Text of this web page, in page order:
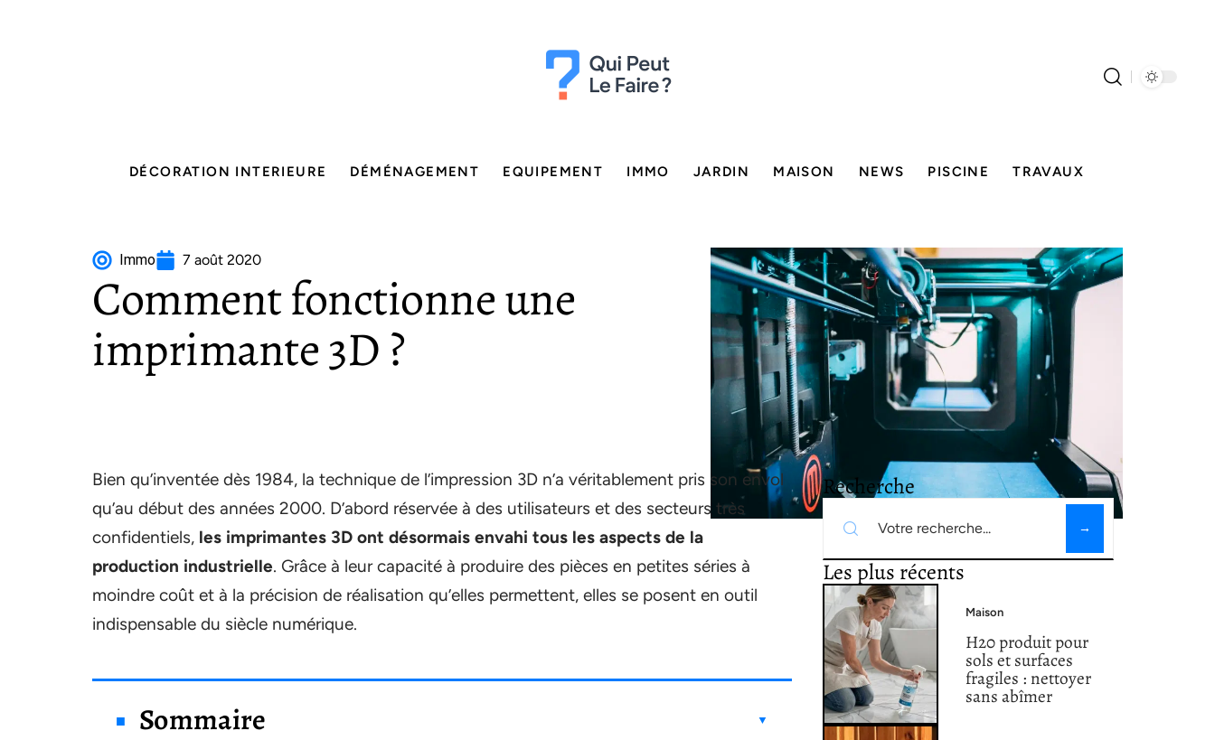
DÉCORATION INTERIEURE DÉMÉNAGEMENT EQUIPEMENT IMMO JARDIN MAISON NEWS PISCINE TRAVAUX
Immo 7 août 2020
Comment fonctionne une
imprimante 3D ?
Bien qu’inventée dès 1984, la technique de l’impression 3D n’a véritablement pris son envol
qu’au début des années 2000. D’abord réservée à des utilisateurs et des secteurs très
confidentiels, les imprimantes 3D ont désormais envahi tous les aspects de la
production industrielle. Grâce à leur capacité à produire des pièces en petites séries à
moindre coût et à la précision de réalisation qu’elles permettent, elles se posent en outil
indispensable du siècle numérique.
Sommaire
Recherche
Les plus récents
Maison
H20 produit pour
sols et surfaces
fragiles : nettoyer
sans abîmer